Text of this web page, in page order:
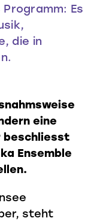
Es
die in
eine
beschliesst
Ensemble
steht